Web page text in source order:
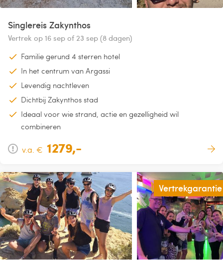
Singlereis Zakynthos
Vertrek op 16 sep of 23 sep (8 dagen)
Familie gerund 4 sterren hotel
In het centrum van Argassi
Levendig nachtleven
Dichtbij Zakynthos stad
Ideaal voor wie strand, actie en gezelligheid wil
combineren
v.a. € 1279,-
Vertrekgarantie